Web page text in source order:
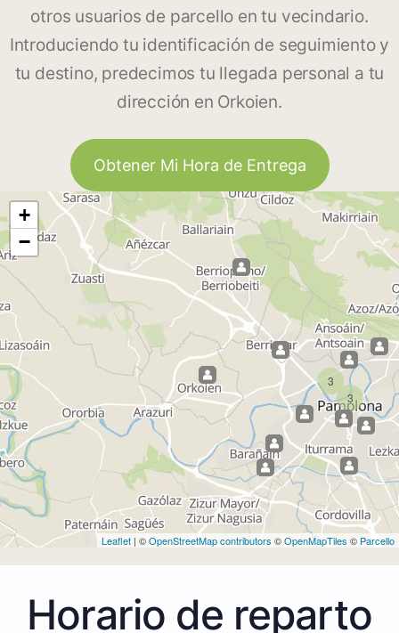
otros usuarios de parcello en tu vecindario.
Introduciendo tu identificación de seguimiento y
tu destino, predecimos tu llegada personal a tu
dirección en Orkoien.
Obtener Mi Hora de Entrega
3
3
+
−
Leaflet | ©OpenStreetMap contributors ©OpenMapTiles © Parcello
Horario de reparto